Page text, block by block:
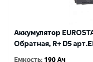
Аккумулятор
Обратная, R+ D5
Емкость: 190 Ач